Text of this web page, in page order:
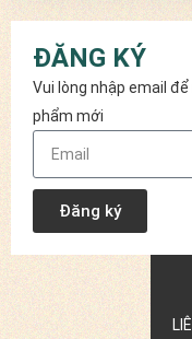
ĐĂNG KÝ
Vui lòng nhập email
phẩm mới
Đăng ký